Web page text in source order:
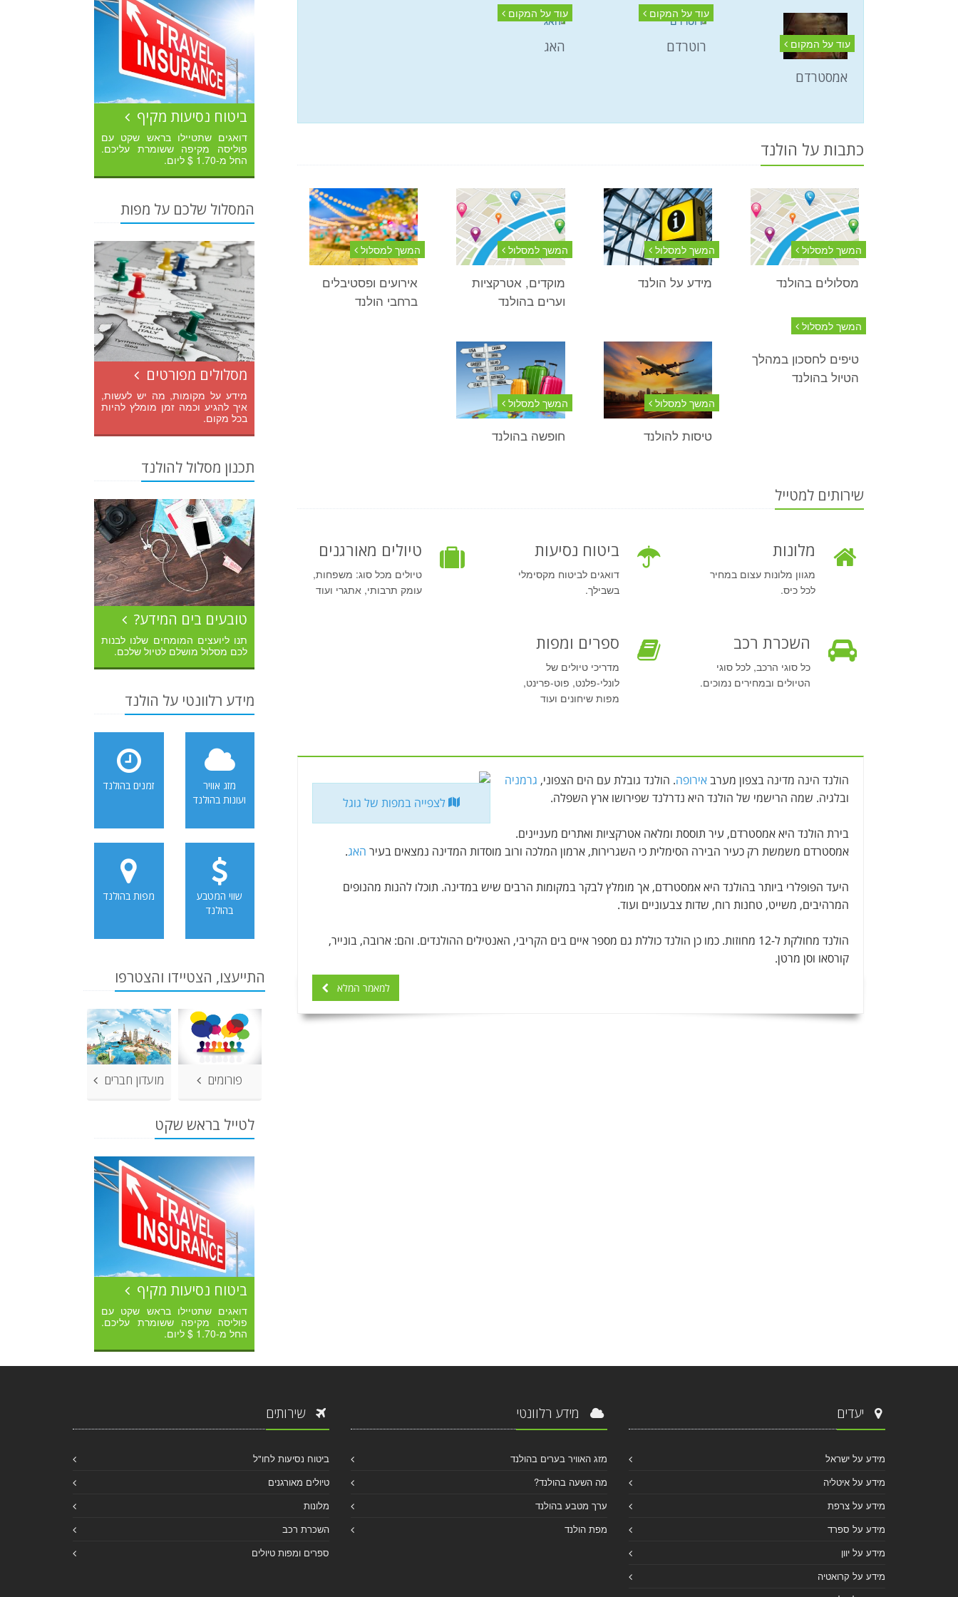
עוד על המקום
אמסטרדם
עוד על המקום
רוטרדם
עוד על המקום
האג
כתבות על הולנד
המשך למסלול
מסלולים בהולנד
המשך למסלול
מידע על הולנד
המשך למסלול
מוקדים, אטרקציות
וערים בהולנד
המשך למסלול
אירועים ופסטיבלים
ברחבי הולנד
המשך למסלול
טיפים לחסכון במהלך
הטיול בהולנד
המשך למסלול
טיסות להולנד
המשך למסלול
חופשה בהולנד
שירותים למטייל
מלונות
מגוון מלונות עצום במחיר
לכל כיס.
ביטוח נסיעות
דואגים לביטוח מקסימלי
בשבילך.
טיולים מאורגנים
טיולים מכל סוג: משפחות,
עומק תרבותי, אתגרי ועוד
השכרת רכב
כל סוגי הרכב, לכל סוגי
הטיולים ובמחירים נמוכים.
ספרים ומפות
מדריכי טיולים של
לונלי-פלנט, פוט-פרינט,
מפות שיחונים ועוד
לצפייה במפות של גוגל
הולנד הינה מדינה בצפון מערבאירופה. הולנד גובלת עם הים הצפוני, גרמניה
ובלגיה. שמה הרישמי של הולנד היא נדרלנד שפירושו ארץ השפלה.
בירת הולנד היא אמסטרדם, עיר תוססת ומלאה אטרקציות ואתרים מעניינים.
אמסטרדם משמשת רק כעיר הבירה הסימלית כי השגרירות, ארמון המלכה ורוב מוסדות המדינה נמצאים בעיר האג.
היעד הפופלרי ביותר בהולנד היא אמסטרדם, אך מומלץ לבקר במקומות הרבים שיש במדינה. תוכלו להנות מהנופים
המרהיבים, משייט, טחנות רוח, שדות צבעוניים ועוד.
הולנד מחולקת ל-12 מחוזות. כמו כן הולנד כוללת גם מספר איים בים הקריבי, האנטילים ההולנדים. והם: ארובה, בונייר,
קורסאו וסן מרטן.
למאמר המלא
ביטוח נסיעות מקיף
דואגים שתטיילו בראש שקט עם
פוליסה מקיפה ששומרת עליכם.
החל מ-1.70 $ ליום.
המסלול שלכם על מפות
מסלולים מפורטים
מידע על מקומות, מה יש לעשות,
איך להגיע וכמה זמן מומלץ להיות
בכל מקום.
תכנון מסלול להולנד
טובעים בים המידע?
תנו ליועצים המומחים שלנו לבנות
לכם מסלול מושלם לטיול שלכם.
מידע רלוונטי על הולנד
מזג אוויר
ועונות בהולנד
זמנים בהולנד
שווי המטבע
בהולנד
מפות בהולנד
התייעצו, הצטיידו והצטרפו
פורומים מועדון חברים
לטייל בראש שקט
ביטוח נסיעות מקיף
דואגים שתטיילו בראש שקט עם
פוליסה מקיפה ששומרת עליכם.
החל מ-1.70 $ ליום.
יעדים
מידע על ישראל
מידע על איטליה
מידע על צרפת
מידע על ספרד
מידע על יוון
מידע על קרואטיה
מידע רלוונטי
מזג האוויר בערים בהולנד
מה השעה בהולנד?
ערך מטבע בהולנד
מפת הולנד
שירותים
ביטוח נסיעות לחו"ל
טיולים מאורגנים
מלונות
השכרת רכב
ספרים ומפות טיולים